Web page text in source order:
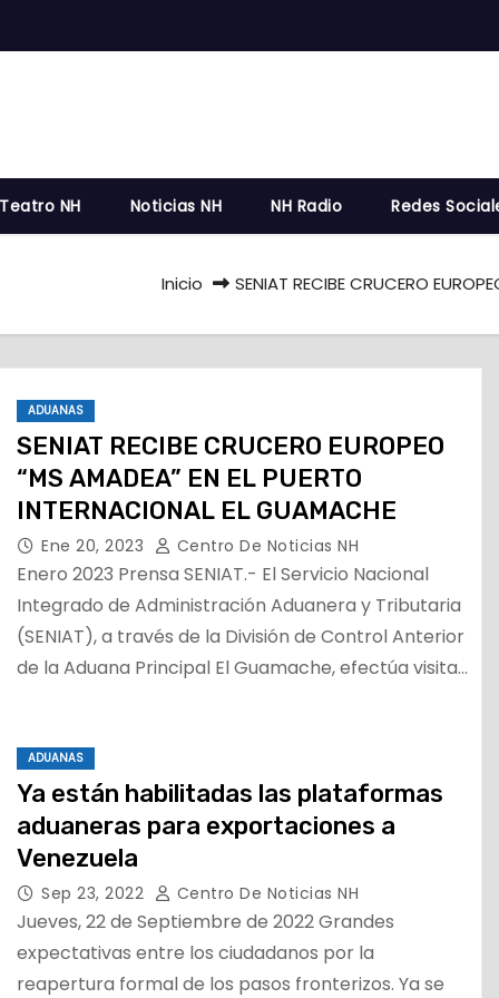
NH Noticias NH NH Radio Redes
Inicio SENIAT RECIBE CRUCERO
ADUANAS
SENIAT RECIBE CRUCERO EUROPEO
“MS AMADEA” EN EL PUERTO
INTERNACIONAL EL GUAMACHE
Ene 20, 2023 Centro De Noticias NH
Enero 2023 Prensa SENIAT.- El Servicio Nacional
Integrado de Administración Aduanera y Tributaria
(SENIAT), a través de la División de Control Anterior
de la Aduana Principal El Guamache, efectúa visita…
ADUANAS
Ya están habilitadas las plataformas
aduaneras para exportaciones a
Venezuela
Sep 23, 2022 Centro De Noticias NH
Jueves, 22 de Septiembre de 2022 Grandes
expectativas entre los ciudadanos por la
reapertura formal de los pasos fronterizos. Ya se